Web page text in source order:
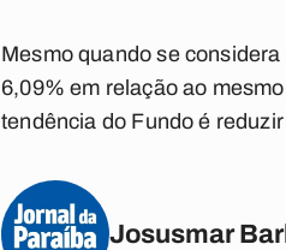
Mesmo quando se
6,09% em relação ao
tendência do Fundo é
Josusmar